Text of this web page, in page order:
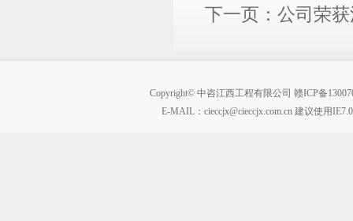
下一页： 公司荣
Copyright© 中咨江西工程有限公司 赣ICP备
E-MAIL： cieccjx@cieccjx.com.cn 建议使用